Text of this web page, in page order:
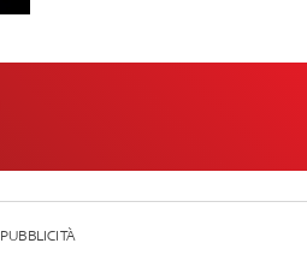
PUBBLICITÀ